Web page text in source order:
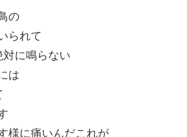
の
られて
に鳴らない
は
様に痛いんだこれが